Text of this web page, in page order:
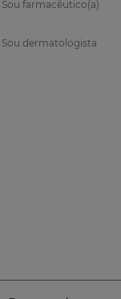
Sou farmacêutico(a)
Sou dermatologista